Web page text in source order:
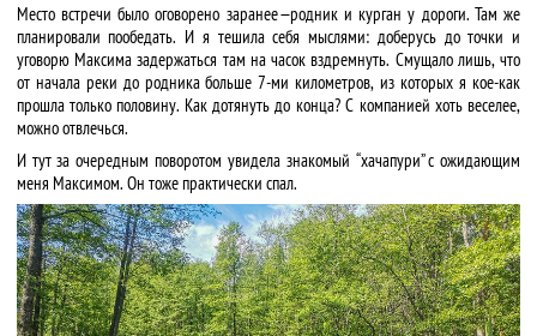
Место встречи было оговорено заранее — родник и курган у дороги. Там же
планировали пообедать. И я тешила себя мыслями: доберусь до точки и
уговорю Максима задержаться там на часок вздремнуть. Смущало лишь, что
от начала реки до родника больше 7-ми километров, из которых я кое-как
прошла только половину. Как дотянуть до конца? С компанией хоть веселее,
можно отвлечься.
И тут за очередным поворотом увидела знакомый “хачапури” с ожидающим
меня Максимом. Он тоже практически спал.